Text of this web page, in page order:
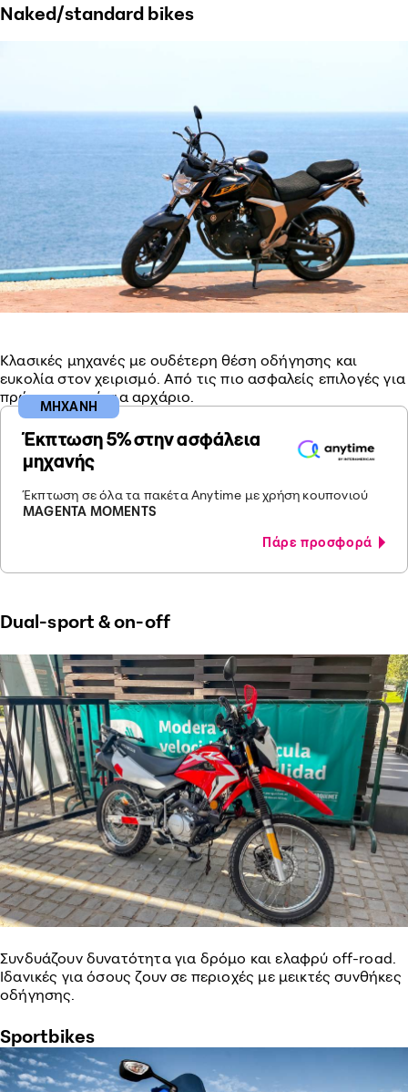
Naked/standard bikes
Κλασικές μηχανές με ουδέτερη θέση οδήγησης και
ευκολία στον χειρισμό. Από τις πιο ασφαλείς επιλογές για
πρώτη μηχανή για αρχάριο.
Έκπτωση 5% στην ασφάλεια
μηχανής
Έκπτωση σε όλα τα πακέτα Anytime με χρήση κουπονιού
MAGENTA MOMENTS
Πάρε προσφορά
ΜΗΧΑΝΗ
Dual-sport & on-off
Συνδυάζουν δυνατότητα για δρόμο και ελαφρύ off-road.
Ιδανικές για όσους ζουν σε περιοχές με μεικτές συνθήκες
οδήγησης.
Sportbikes